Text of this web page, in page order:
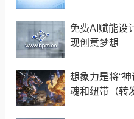
免费AI赋能设
现创意梦想
想象力是将“神
魂和纽带（转